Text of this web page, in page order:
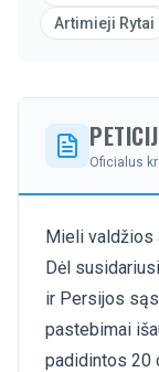
Artimieji Rytai
Oficialus
Mieli valdžios
Dėl
ir Persijos
pastebimai
padidintos 20